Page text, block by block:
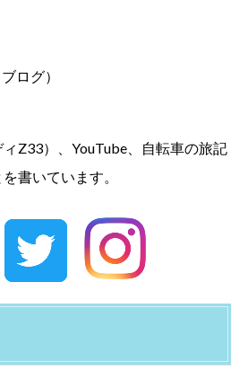
ログ）
Z33）、YouTube、自転車の旅記
書いています。